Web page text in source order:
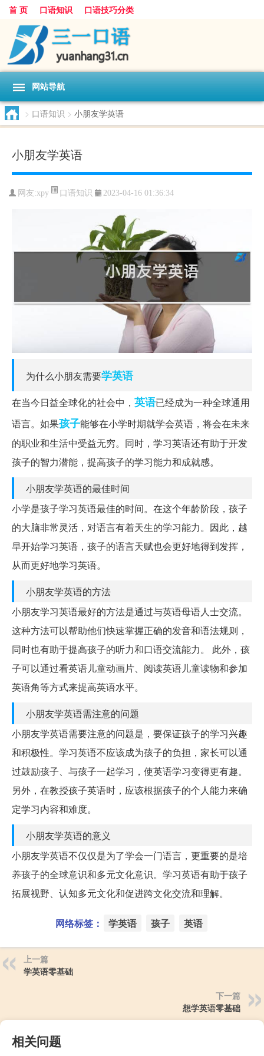
首 页 口语知识 口语技巧分类
网站导航
> 口语知识 > 小朋友学英语
小朋友学英语
网友:xpy 口语知识 2023-04-16 01:36:34
为什么小朋友需要学英语
在当今日益全球化的社会中， 英语已经成为一种全球通用
语言。如果孩子能够在小学时期就学会英语，将会在未来
的职业和生活中受益无穷。同时，学习英语还有助于开发
孩子的智力潜能，提高孩子的学习能力和成就感。
小朋友学英语的最佳时间
小学是孩子学习英语最佳的时间。在这个年龄阶段，孩子
的大脑非常灵活，对语言有着天生的学习能力。因此，越
早开始学习英语，孩子的语言天赋也会更好地得到发挥，
从而更好地学习英语。
小朋友学英语的方法
小朋友学习英语最好的方法是通过与英语母语人士交流。
这种方法可以帮助他们快速掌握正确的发音和语法规则，
同时也有助于提高孩子的听力和口语交流能力。 此外，孩
子可以通过看英语儿童动画片、阅读英语儿童读物和参加
英语角等方式来提高英语水平。
小朋友学英语需注意的问题
小朋友学英语需要注意的问题是，要保证孩子的学习兴趣
和积极性。学习英语不应该成为孩子的负担，家长可以通
过鼓励孩子、与孩子一起学习，使英语学习变得更有趣。
另外，在教授孩子英语时，应该根据孩子的个人能力来确
定学习内容和难度。
小朋友学英语的意义
小朋友学英语不仅仅是为了学会一门语言，更重要的是培
养孩子的全球意识和多元文化意识。学习英语有助于孩子
拓展视野、认知多元文化和促进跨文化交流和理解。
网络标签： 学英语 孩子 英语
上一篇
学英语零基础
下一篇
想学英语零基础
相关问题